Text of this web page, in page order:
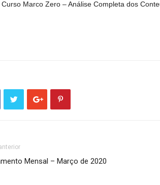
Marco Zero – Análise Completa dos
Mensal – Março de 2020